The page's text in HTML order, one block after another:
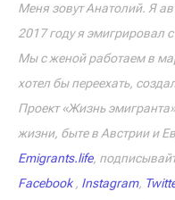
Меня зовут Анатолий. Я
2017 году я эмигрировал
Мы с женой работаем в
хотел бы переехать,
Проект «Жизнь
жизни, быте в Австрии и
Emigrants.life,
Facebook, Instagram,